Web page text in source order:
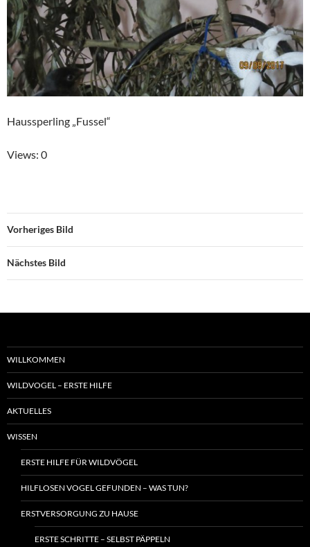
Haussperling „Fussel“
Views: 0
Vorheriges Bild
Nächstes Bild
WILLKOMMEN
WILDVOGEL – ERSTE HILFE
AKTUELLES
WISSEN
ERSTE HILFE FÜR WILDVÖGEL
HILFLOSEN VOGEL GEFUNDEN – WAS TUN?
ERSTVERSORGUNG ZU HAUSE
ERSTE SCHRITTE – SELBST PÄPPELN